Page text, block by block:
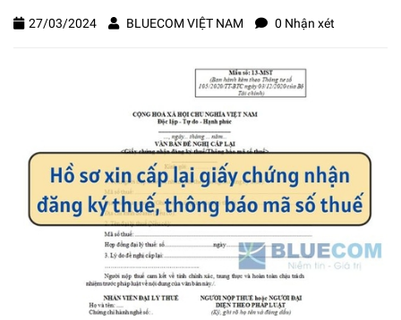
27/03/2024 BLUECOM VIỆT NAM 0 Nhận xét